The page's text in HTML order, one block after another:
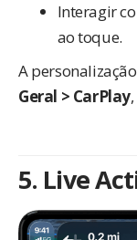
Interagir
ao toque.
A
Geral > CarPlay
5. Live